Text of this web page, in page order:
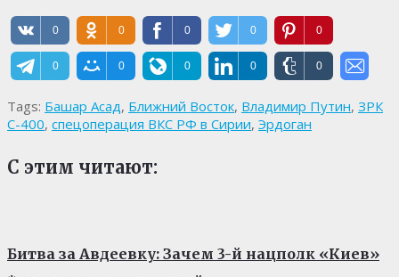
0 0 0 0 0
0 0 0 0 0
Tags: Башар Асад, Ближний Восток, Владимир Путин, ЗРК
С-400, спецоперация ВКС РФ в Сирии, Эрдоган
С этим читают:
Битва за Авдеевку: Зачем 3-й нацполк «Киев»